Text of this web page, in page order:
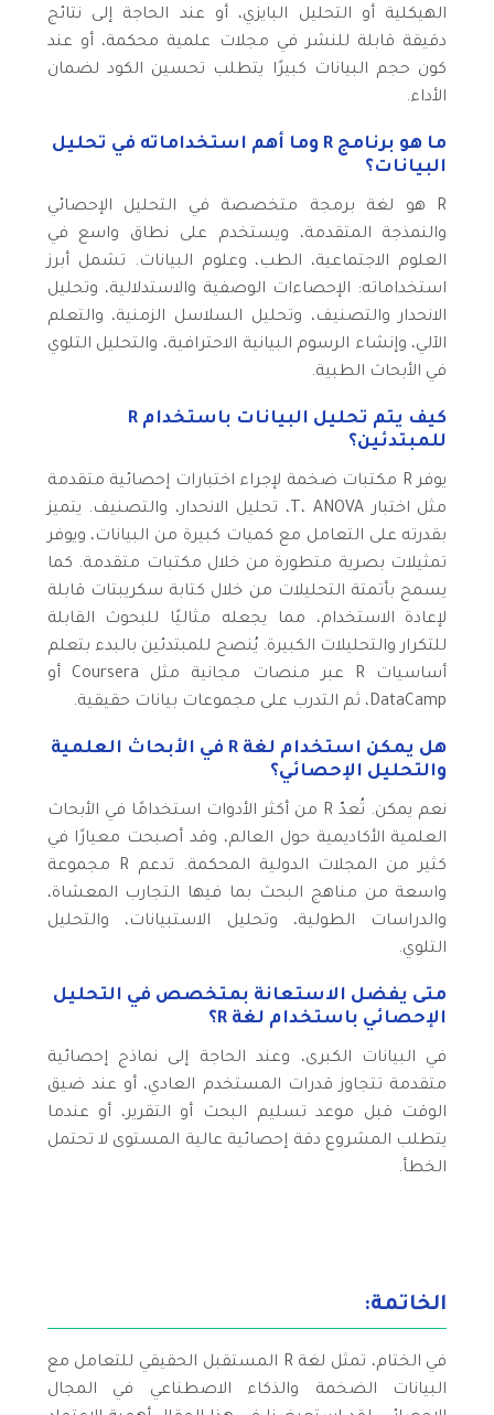
الهيكلية أو التحليل البايزي، أو عند الحاجة إلى نتائج
دقيقة قابلة للنشر في مجلات علمية محكمة، أو عند
كون حجم البيانات كبيرًا يتطلب تحسين الكود لضمان
الأداء.
ما هو برنامج R وما أهم استخداماته في تحليل
البيانات؟
R هو لغة برمجة متخصصة في التحليل الإحصائي
والنمذجة المتقدمة، ويستخدم على نطاق واسع في
العلوم الاجتماعية، الطب، وعلوم البيانات. تشمل أبرز
استخداماته: الإحصاءات الوصفية والاستدلالية، وتحليل
الانحدار والتصنيف، وتحليل السلاسل الزمنية، والتعلم
الآلي، وإنشاء الرسوم البيانية الاحترافية، والتحليل التلوي
في الأبحاث الطبية.
كيف يتم تحليل البيانات باستخدام R
للمبتدئين؟
يوفر R مكتبات ضخمة لإجراء اختبارات إحصائية متقدمة
مثل اختبار T، ANOVA، تحليل الانحدار، والتصنيف. يتميز
بقدرته على التعامل مع كميات كبيرة من البيانات، ويوفر
تمثيلات بصرية متطورة من خلال مكتبات متقدمة. كما
يسمح بأتمتة التحليلات من خلال كتابة سكريبتات قابلة
لإعادة الاستخدام، مما يجعله مثاليًا للبحوث القابلة
للتكرار والتحليلات الكبيرة. يُنصح للمبتدئين بالبدء بتعلم
أساسيات R عبر منصات مجانية مثل Coursera أو
DataCamp، ثم التدرب على مجموعات بيانات حقيقية.
هل يمكن استخدام لغة R في الأبحاث العلمية
والتحليل الإحصائي؟
نعم يمكن. تُعدّ R من أكثر الأدوات استخدامًا في الأبحاث
العلمية الأكاديمية حول العالم، وقد أصبحت معيارًا في
كثير من المجلات الدولية المحكمة. تدعم R مجموعة
واسعة من مناهج البحث بما فيها التجارب المعشاة،
والدراسات الطولية، وتحليل الاستبيانات، والتحليل
التلوي.
متى يفضل الاستعانة بمتخصص في التحليل
الإحصائي باستخدام لغة R؟
في البيانات الكبرى، وعند الحاجة إلى نماذج إحصائية
متقدمة تتجاوز قدرات المستخدم العادي، أو عند ضيق
الوقت قبل موعد تسليم البحث أو التقرير، أو عندما
يتطلب المشروع دقة إحصائية عالية المستوى لا تحتمل
الخطأ.
الخاتمة:
في الختام، تمثل لغة R المستقبل الحقيقي للتعامل مع
البيانات الضخمة والذكاء الاصطناعي في المجال